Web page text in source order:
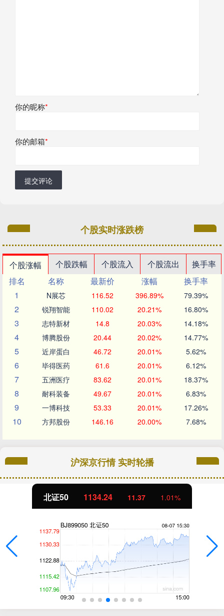
你的昵称*
你的邮箱*
提交评论
个股实时涨跌榜
个股涨幅 个股跌幅 个股流入 个股流出
换手率
排名
名称 最新价 涨幅
换手率
1
N展芯 116.52 396.89% 79.39%
2 锐翔智能 110.02 20.21% 16.80%
3 志特新材 14.8 20.03% 14.18%
4 博腾股份 20.44 20.02% 14.77%
5 近岸蛋白 46.72 20.01% 5.62%
6 毕得医药 61.6 20.01% 6.12%
7 五洲医疗 83.62 20.01% 18.37%
8 耐科装备 49.67 20.01% 6.83%
9 一博科技 53.33 20.01% 17.26%
10 方邦股份 146.16 20.00% 7.68%
沪深京行情 实时轮播
北证50 1134.24 11.37 1.01%